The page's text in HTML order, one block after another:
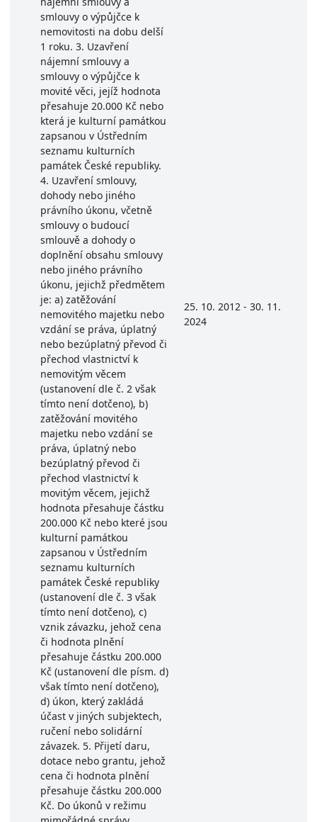
smlouvy o výpůjčce k
nemovitosti na dobu delší
1 roku. 3. Uzavření
nájemní smlouvy a
smlouvy o výpůjčce k
movité věci, jejíž hodnota
přesahuje 20.000 Kč nebo
která je kulturní památkou
zapsanou v Ústředním
seznamu kulturních
památek České republiky.
4. Uzavření smlouvy,
dohody nebo jiného
právního úkonu, včetně
smlouvy o budoucí
smlouvě a dohody o
doplnění obsahu smlouvy
nebo jiného právního
úkonu, jejichž předmětem
je: a) zatěžování
nemovitého majetku nebo
vzdání se práva, úplatný
nebo bezúplatný převod či
přechod vlastnictví k
nemovitým věcem
(ustanovení dle č. 2 však
tímto není dotčeno), b)
zatěžování movitého
majetku nebo vzdání se
práva, úplatný nebo
bezúplatný převod či
přechod vlastnictví k
movitým věcem, jejichž
hodnota přesahuje částku
200.000 Kč nebo které jsou
kulturní památkou
zapsanou v Ústředním
seznamu kulturních
památek České republiky
(ustanovení dle č. 3 však
tímto není dotčeno), c)
vznik závazku, jehož cena
či hodnota plnění
přesahuje částku 200.000
Kč (ustanovení dle písm. d)
však tímto není dotčeno),
d) úkon, který zakládá
účast v jiných subjektech,
ručení nebo solidární
závazek. 5. Přijetí daru,
dotace nebo grantu, jehož
cena či hodnota plnění
přesahuje částku 200.000
Kč. Do úkonů v režimu
25. 10. 2012 - 30. 11.
2024